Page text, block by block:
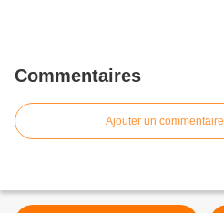
Commentaires
Ajouter un commentaire